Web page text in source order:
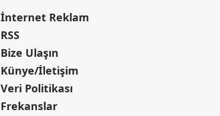
İnternet Reklam
RSS
Bize Ulaşın
Künye/İletişim
Veri Politikası
Frekanslar